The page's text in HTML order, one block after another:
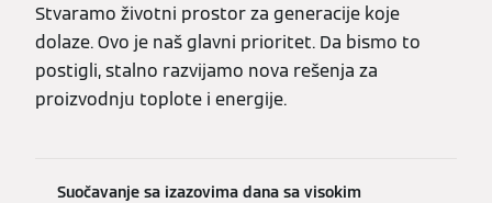
Stvaramo životni prostor za generacije koje
dolaze. Ovo je naš glavni prioritet. Da bismo to
postigli, stalno razvijamo nova rešenja za
proizvodnju toplote i energije.
Suočavanje sa izazovima dana sa visokim